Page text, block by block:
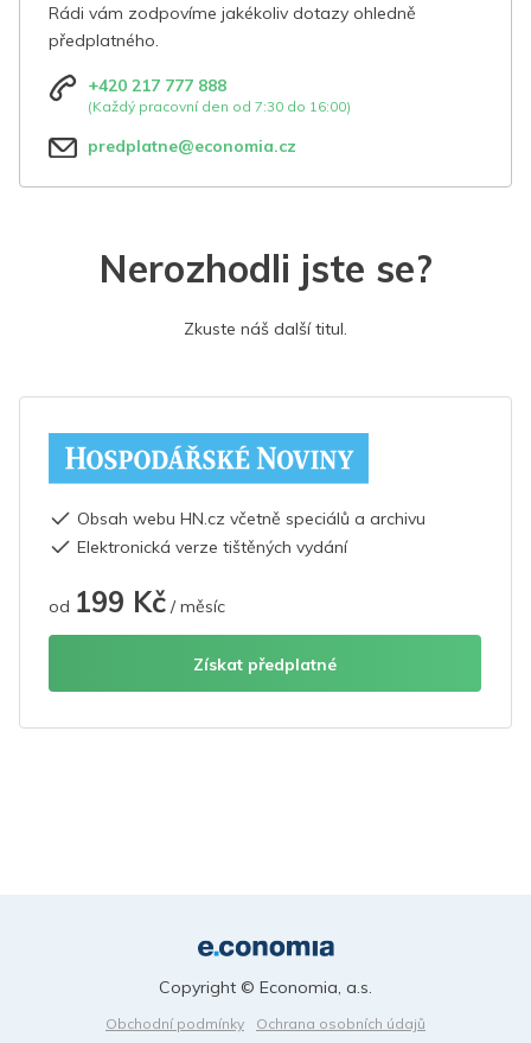
Rádi vám zodpovíme jakékoliv dotazy ohledně
předplatného.
+420 217 777 888
(Každý pracovní den od 7:30 do 16:00)
predplatne@economia.cz
Nerozhodli jste se?
Zkuste náš další titul.
Obsah webu HN.cz včetně speciálů a archivu
Elektronická verze tištěných vydání
od 199 Kč / měsíc
Získat předplatné
Obchodní podmínky
Ochrana osobních údajů
Copyright © Economia, a.s.